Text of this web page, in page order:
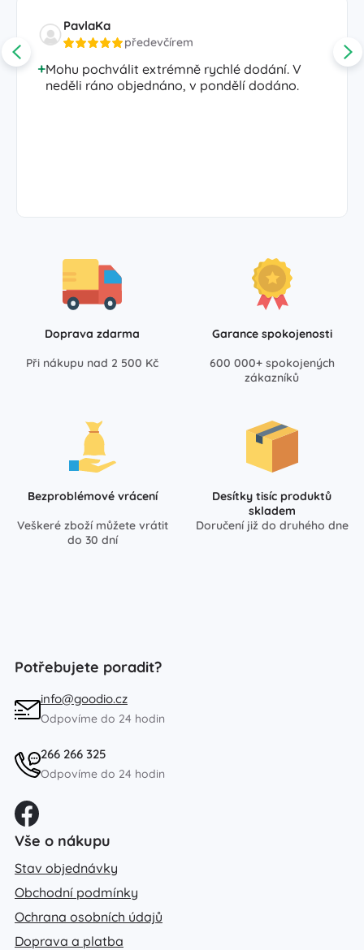
PavlaKa
předevčírem
Mohu pochválit extrémně rychlé dodání. V
neděli ráno objednáno, v pondělí dodáno.
Doprava zdarma
Při nákupu nad 2 500 Kč
Garance spokojenosti
600 000+ spokojených
zákazníků
Bezproblémové vrácení
Veškeré zboží můžete vrátit
do 30 dní
Desítky tisíc produktů
skladem
Doručení již do druhého dne
Potřebujete poradit?
info@goodio.cz
Odpovíme do 24 hodin
266 266 325
Odpovíme do 24 hodin
Vše o nákupu
Stav objednávky
Obchodní podmínky
Ochrana osobních údajů
Doprava a platba